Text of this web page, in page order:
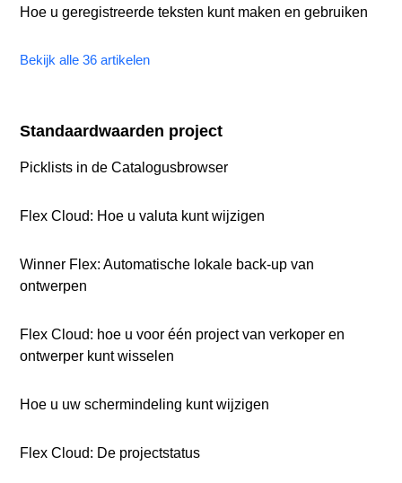
Hoe u geregistreerde teksten kunt maken en gebruiken
Bekijk alle 36 artikelen
Standaardwaarden project
Picklists in de Catalogusbrowser
Flex Cloud: Hoe u valuta kunt wijzigen
Winner Flex: Automatische lokale back-up van
ontwerpen
Flex Cloud: hoe u voor één project van verkoper en
ontwerper kunt wisselen
Hoe u uw schermindeling kunt wijzigen
Flex Cloud: De projectstatus